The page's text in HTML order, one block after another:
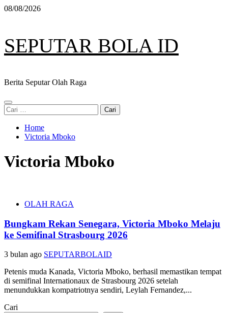
Skip
08/08/2026
SEPUTAR BOLA ID
Berita Seputar Olah Raga
Primary
Menu
Cari
untuk:
Home
Victoria Mboko
Victoria Mboko
OLAH RAGA
Bungkam Rekan Senegara, Victoria Mboko Melaju
ke Semifinal Strasbourg 2026
3 bulan ago SEPUTARBOLAID
Petenis muda Kanada, Victoria Mboko, berhasil memastikan tempat
di semifinal Internationaux de Strasbourg 2026 setelah
menundukkan kompatriotnya sendiri, Leylah Fernandez,...
Cari